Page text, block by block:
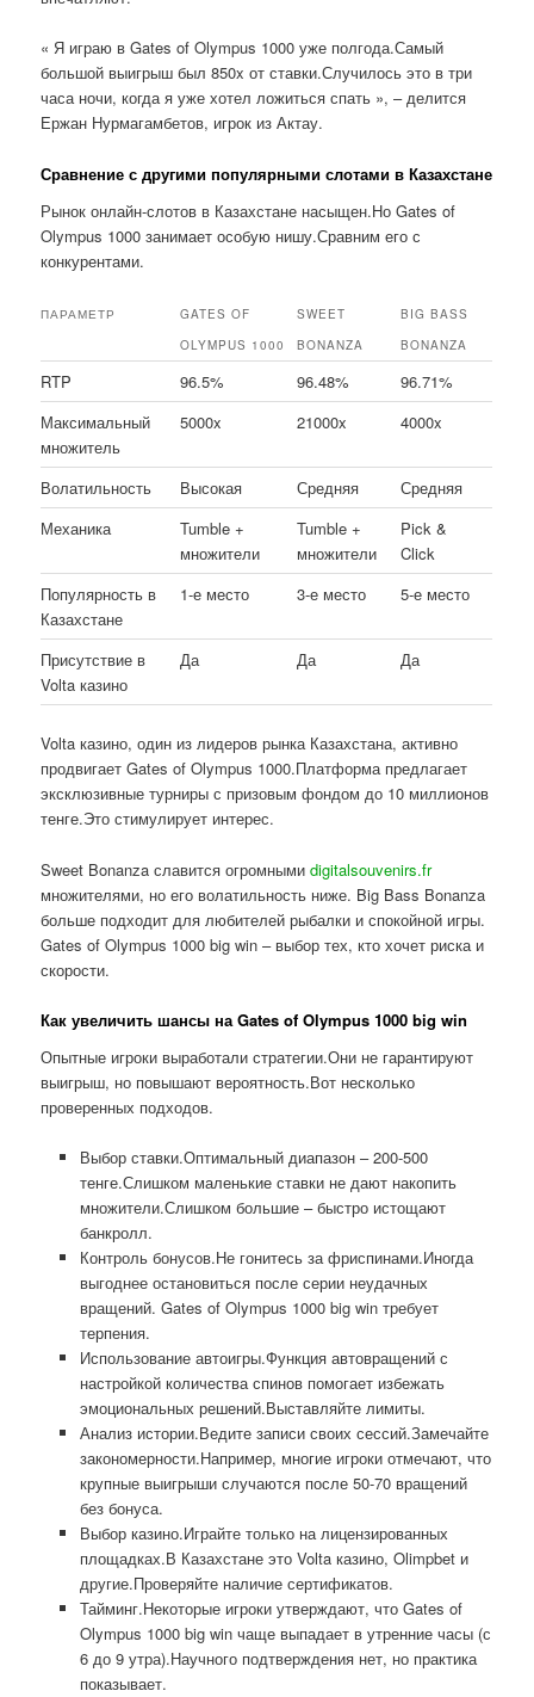
« Я играю в Gates of Olympus 1000 уже полгода.Самый
большой выигрыш был 850x от ставки.Случилось это в три
часа ночи, когда я уже хотел ложиться спать », – делится
Ержан Нурмагамбетов, игрок из Актау.
Сравнение с другими популярными слотами в Казахстане
Рынок онлайн-слотов в Казахстане насыщен.Но Gates of
Olympus 1000 занимает особую нишу.Сравним его с
конкурентами.
ПАРАМЕТР
GATES OF
OLYMPUS 1000
SWEET
BONANZA
BIG BASS
BONANZA
RTP 96.5% 96.48%
96.71%
Максимальный
множитель
5000x 21000x 4000x
Волатильность Высокая Средняя
Средняя
Механика
Tumble +
множители
Tumble +
множители
Pick &
Click
Популярность в
Казахстане
1-е место 3-е место 5-е место
Присутствие в
Volta казино
Да Да Да
Volta казино, один из лидеров рынка Казахстана, активно
продвигает Gates of Olympus 1000.Платформа предлагает
эксклюзивные турниры с призовым фондом до 10 миллионов
тенге.Это стимулирует интерес.
Sweet Bonanza славится огромнымиdigitalsouvenirs.fr
множителями, но его волатильность ниже. Big Bass Bonanza
больше подходит для любителей рыбалки и спокойной игры.
Gates of Olympus 1000 big win – выбор тех, кто хочет риска и
скорости.
Как увеличить шансы на Gates of Olympus 1000 big win
Опытные игроки выработали стратегии.Они не гарантируют
выигрыш, но повышают вероятность.Вот несколько
проверенных подходов.
Выбор ставки.Оптимальный диапазон – 200-500
тенге.Слишком маленькие ставки не дают накопить
множители.Слишком большие – быстро истощают
банкролл.
Контроль бонусов.Не гонитесь за фриспинами.Иногда
выгоднее остановиться после серии неудачных
вращений. Gates of Olympus 1000 big win требует
терпения.
Использование автоигры.Функция автовращений с
настройкой количества спинов помогает избежать
эмоциональных решений.Выставляйте лимиты.
Анализ истории.Ведите записи своих сессий.Замечайте
закономерности.Например, многие игроки отмечают, что
крупные выигрыши случаются после 50-70 вращений
без бонуса.
Выбор казино.Играйте только на лицензированных
площадках.В Казахстане это Volta казино, Olimpbet и
другие.Проверяйте наличие сертификатов.
Тайминг.Некоторые игроки утверждают, что Gates of
Olympus 1000 big win чаще выпадает в утренние часы (с
6 до 9 утра).Научного подтверждения нет, но практика
показывает.